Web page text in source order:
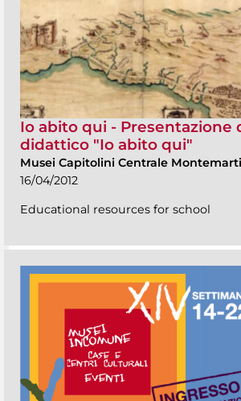
Io abito qui - Presentazione
didattico "Io abito qui"
Musei Capitolini Centrale
16/04/2012
Educational resources for school